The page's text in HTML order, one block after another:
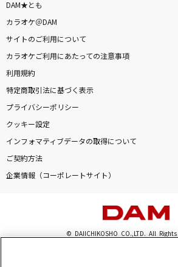
DAM★とも
カラオケ＠DAM
サイトのご利用について
カラオケご利用にあたっての注意事項
利用規約
特定商取引法に基づく表示
プライバシーポリシー
クッキー設定
インフォマティブデータの取得について
ご契約方法
企業情報（コーポレートサイト）
© DAIICHIKOSHO CO.,LTD. All Rights
このサイトに掲載されている一切の文章・画像・写真・